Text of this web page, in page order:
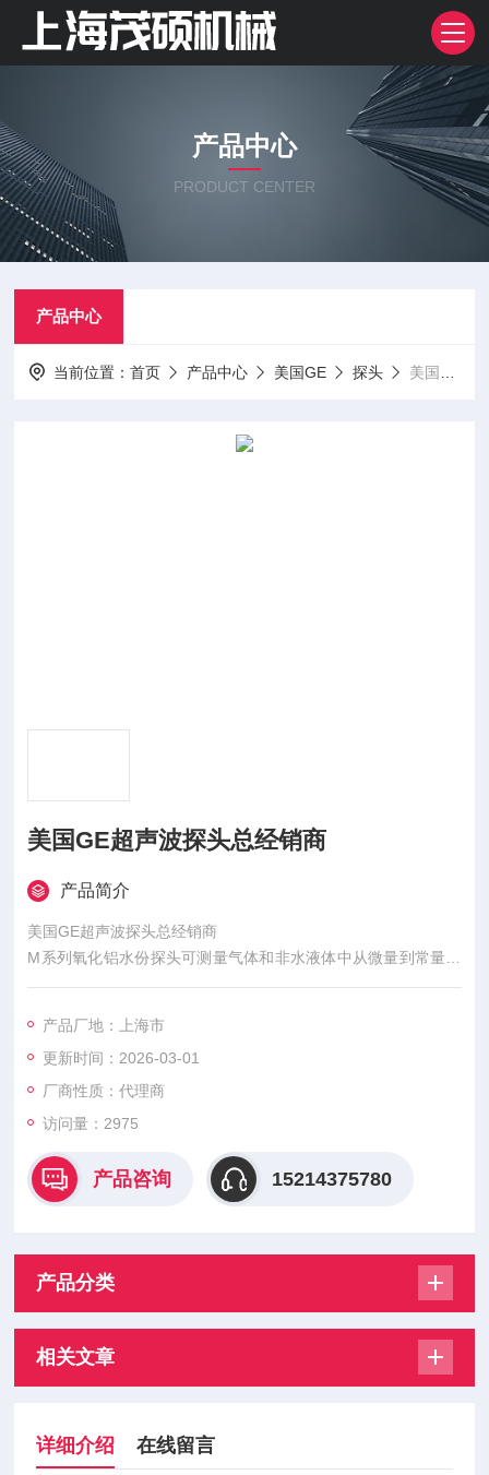
产品中心
PRODUCT CENTER
产品中心
当前位置：首页 产品中心 美国GE 探头 美国GE超声波探头总经销商
美国GE超声波探头总经销商
产品简介
美国GE超声波探头总经销商
M系列氧化铝水份探头可测量气体和非水液体中从微量到常量的
水份含量。它可与GE Panametrics的所有水份分析仪配合使用。
围内工业水份测量的*。它有出众的灵敏性，响应速度和标定稳定
性，以及很宽的测量范围。该探头具有的氧化层薄膜厚度使得其
显示真正的湿度，而不是相对湿度响应，同时使得温度与滞后的
影响降至Z低
产品厂地：上海市
更新时间：2026-03-01
厂商性质：代理商
访问量：2975
产品咨询 15214375780
产品分类
相关文章
详细介绍 在线留言